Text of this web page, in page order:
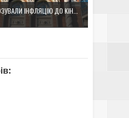
ІНФЛЯЦІЮ ДО КІН...